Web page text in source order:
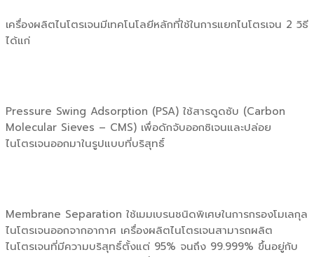
เครื่องผลิตไนโตรเจนมีเทคโนโลยีหลักที่ใช้ในการแยกไนโตรเจน 2 วิธี
ได้แก่
Pressure Swing Adsorption (PSA) ใช้สารดูดซับ (Carbon
Molecular Sieves – CMS) เพื่อดักจับออกซิเจนและปล่อย
ไนโตรเจนออกมาในรูปแบบที่บริสุทธิ์
Membrane Separation ใช้เมมเบรนชนิดพิเศษในการกรองโมเลกุล
ไนโตรเจนออกจากอากาศ เครื่องผลิตไนโตรเจนสามารถผลิต
ไนโตรเจนที่มีความบริสุทธิ์ตั้งแต่ 95% จนถึง 99.999% ขึ้นอยู่กับ